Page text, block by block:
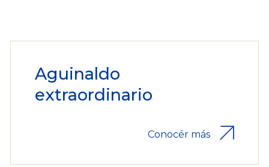
Aguinaldo
extraordinario
Conocér más